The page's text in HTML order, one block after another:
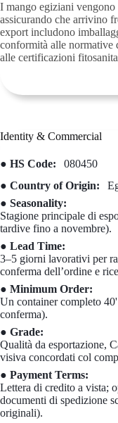
I mango egiziani
assicurando che arrivino
export includono
conformità alle normative
alle certificazioni
Identity & Commercial
● HS Code:
080450
● Country of Origin:
● Seasonality:
Stagione principale di
tardive fino a novembre).
● Lead Time:
3–5 giorni lavorativi per
conferma dell’ordine e
● Minimum Order:
Un container completo
conferma).
● Grade:
Qualità da esportazione,
visiva concordati col
● Payment Terms:
Lettera di credito a vista;
documenti di spedizione
originali).